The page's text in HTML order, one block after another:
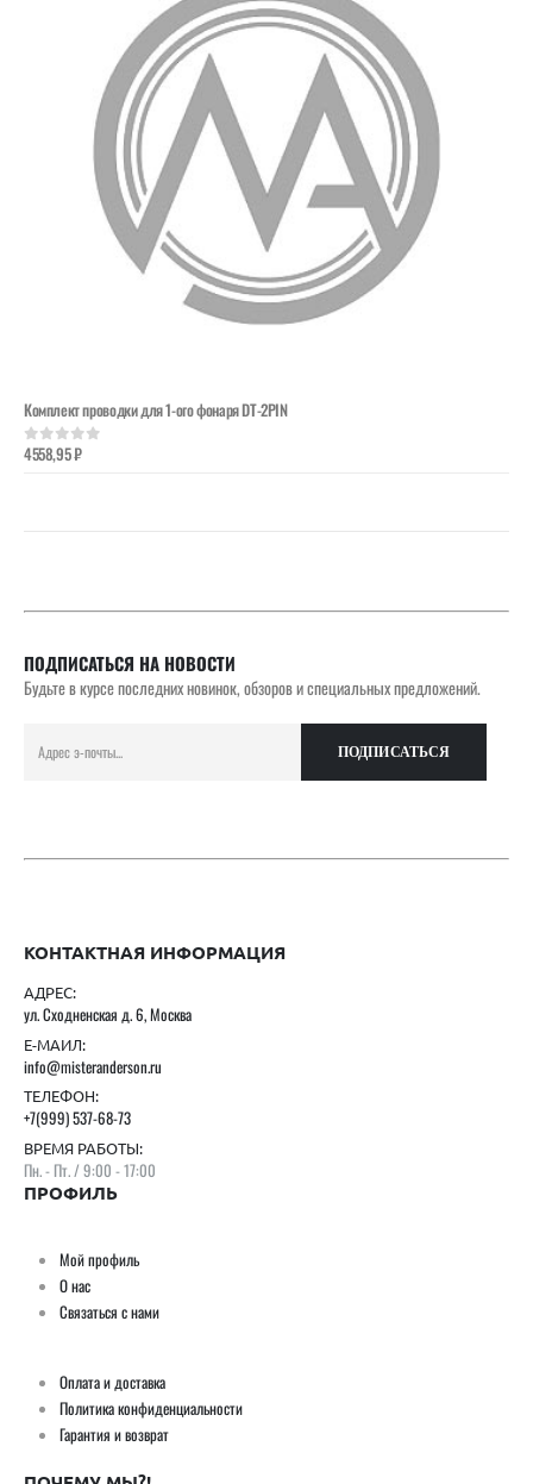
Комплект проводки для 1-ого фонаря DT-2PIN
0out of 5
4558,95₽
ПОДПИСАТЬСЯ НА НОВОСТИ
Будьте в курсе последних новинок, обзоров и специальных предложений.
КОНТАКТНАЯ ИНФОРМАЦИЯ
АДРЕС:
ул. Сходненская д. 6, Москва
Е-МАИЛ:
info@misteranderson.ru
ТЕЛЕФОН:
+7(999) 537-68-73
ВРЕМЯ РАБОТЫ:
Пн. - Пт. / 9:00 - 17:00
ПРОФИЛЬ
Мой профиль
О нас
Связаться с нами
Оплата и доставка
Политика конфиденциальности
Гарантия и возврат